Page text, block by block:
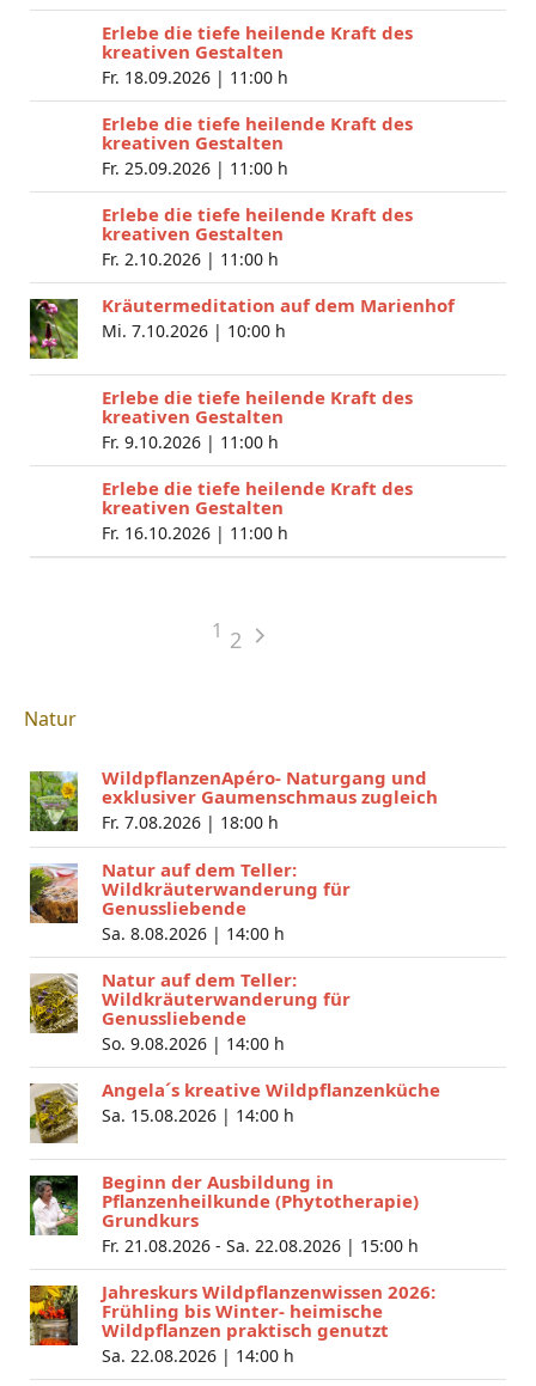
Erlebe die tiefe heilende Kraft des
kreativen Gestalten
Fr. 18.09.2026 | 11:00 h
Erlebe die tiefe heilende Kraft des
kreativen Gestalten
Fr. 25.09.2026 | 11:00 h
Erlebe die tiefe heilende Kraft des
kreativen Gestalten
Fr. 2.10.2026 | 11:00 h
Kräutermeditation auf dem Marienhof
Mi. 7.10.2026 | 10:00 h
Erlebe die tiefe heilende Kraft des
kreativen Gestalten
Fr. 9.10.2026 | 11:00 h
Erlebe die tiefe heilende Kraft des
kreativen Gestalten
Fr. 16.10.2026 | 11:00 h
1 2
Natur
WildpflanzenApéro- Naturgang und
exklusiver Gaumenschmaus zugleich
Fr. 7.08.2026 | 18:00 h
Natur auf dem Teller:
Wildkräuterwanderung für
Genussliebende
Sa. 8.08.2026 | 14:00 h
Natur auf dem Teller:
Wildkräuterwanderung für
Genussliebende
So. 9.08.2026 | 14:00 h
Angela´s kreative Wildpflanzenküche
Sa. 15.08.2026 | 14:00 h
Beginn der Ausbildung in
Pflanzenheilkunde (Phytotherapie)
Grundkurs
Fr. 21.08.2026 - Sa. 22.08.2026 | 15:00 h
Jahreskurs Wildpflanzenwissen 2026:
Frühling bis Winter- heimische
Wildpflanzen praktisch genutzt
Sa. 22.08.2026 | 14:00 h